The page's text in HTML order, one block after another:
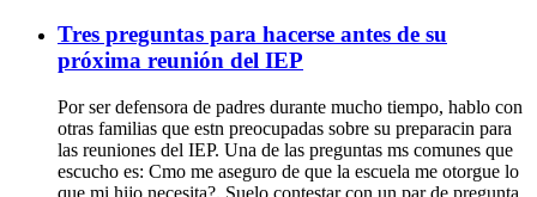
Tres preguntas para hacerse antes de su
próxima reunión del IEP
Por ser defensora de padres durante mucho tiempo, hablo con
otras familias que estn preocupadas sobre su preparacin para
las reuniones del IEP. Una de las preguntas ms comunes que
escucho es: Cmo me aseguro de que la escuela me otorgue lo
que mi hijo necesita?. Suelo contestar con un par de pregunta